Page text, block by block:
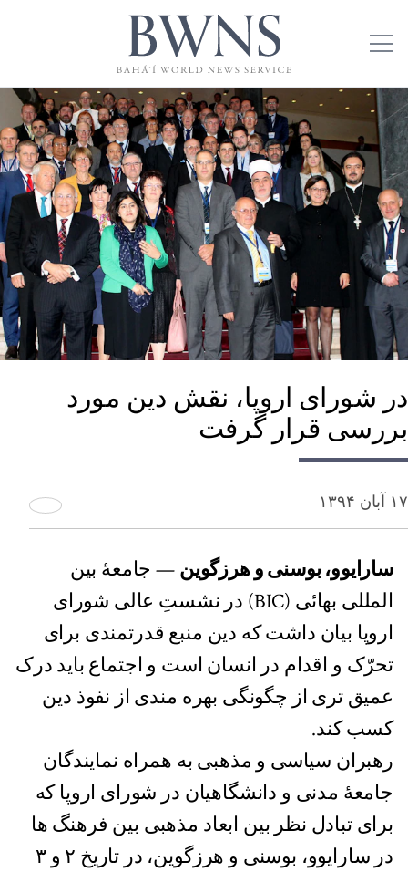
در شورای اروپا، نقش دین مورد
بررسی قرار گرفت
۱۷ آبان ۱۳۹۴
سارایوو، بوسنی و هرزگوین — جامعۀ بین
المللی بهائی (BIC) در نشستِ عالی شورای
اروپا بیان داشت که دین منبع قدرتمندی برای
تحرّک و اقدام در انسان است و اجتماع باید درک
عمیق تری از چگونگی بهره مندی از نفوذ دین
کسب کند.
رهبران سیاسی و مذهبی به همراه نمایندگان
جامعۀ مدنی و دانشگاهیان در شورای اروپا که
برای تبادل نظر بین ابعاد مذهبی بین فرهنگ ها
در سارایوو، بوسنی و هرزگوین، در تاریخ ۲ و ۳